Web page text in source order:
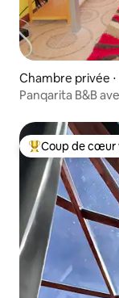
Chambre privée
Panqarita B&B
Coups de cœur
Coup de cœur